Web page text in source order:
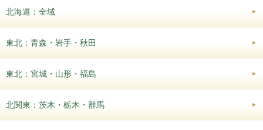
北海道：全域
東北：青森・岩手・秋田
東北：宮城・山形・福島
北関東：茨木・栃木・群馬